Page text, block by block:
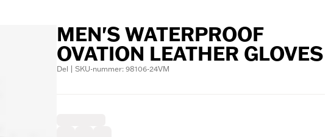
MEN'S WATERPROOF
OVATION LEATHER GLOVES
Del | SKU-nummer: 98106-24VM